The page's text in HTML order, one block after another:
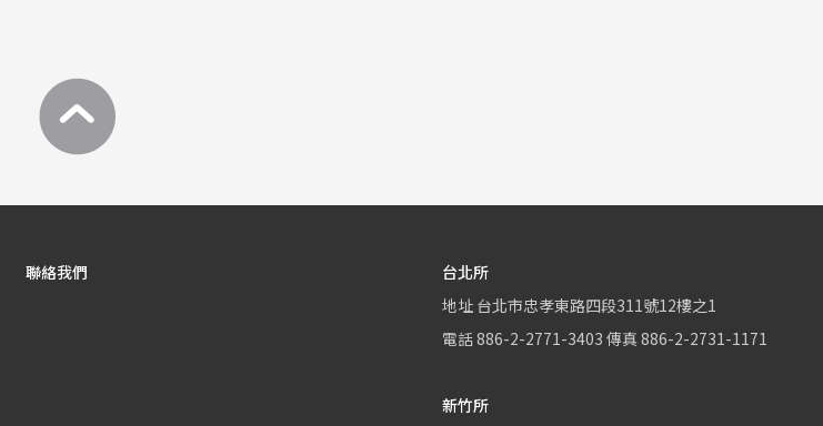
聯絡我們
台北所
地址 台北市忠孝東路四段311號12樓之1
電話886-2-2771-3403 傳真 886-2-2731-1171
新竹所